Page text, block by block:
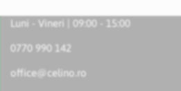
Luni - Vineri | 09:00 - 15:00
0770 990 142
office@celino.ro